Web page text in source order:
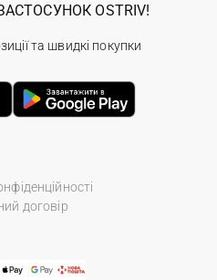
договір
OSTRIV!
та швидкі покупки